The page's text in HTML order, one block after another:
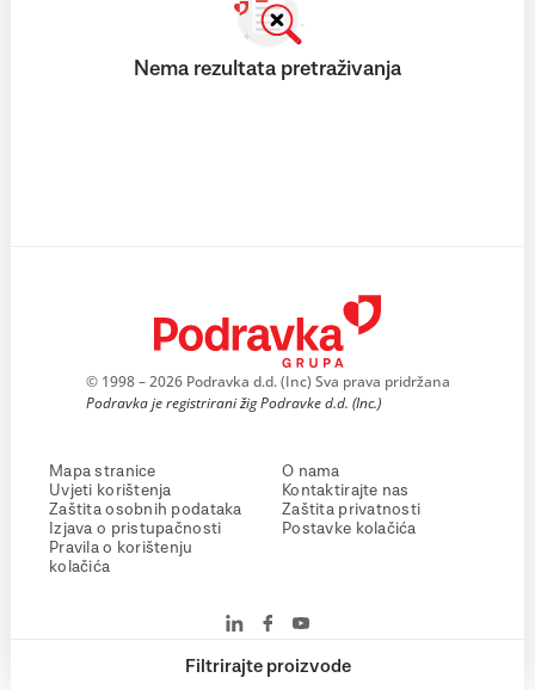
Filtrirajte proizvode
Nema rezultata pretraživanja
© 1998 – 2026 Podravka d.d. (Inc) Sva prava pridržana
Podravka je registrirani žig Podravke d.d. (Inc.)
Mapa stranice
Uvjeti korištenja
Zaštita osobnih podataka
Izjava o pristupačnosti
Pravila o korištenju
kolačića
O nama
Kontaktirajte nas
Zaštita privatnosti
Postavke kolačića